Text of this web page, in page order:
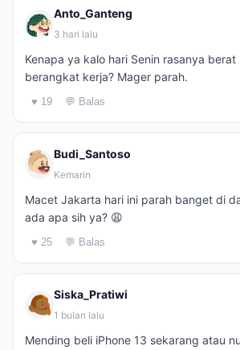
Anto_Ganteng
3 hari lalu
Kenapa ya kalo hari Senin rasanya
berangkat kerja? Mager parah.
♥ 19 💬 Balas
Budi_Santoso
Kemarin
Macet Jakarta hari ini parah banget di
ada apa sih ya? 😩
♥ 25 💬 Balas
Siska_Pratiwi
1 bulan lalu
Mending beli iPhone 13 sekarang atau